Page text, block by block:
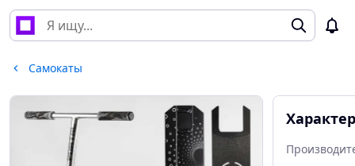
Самокаты